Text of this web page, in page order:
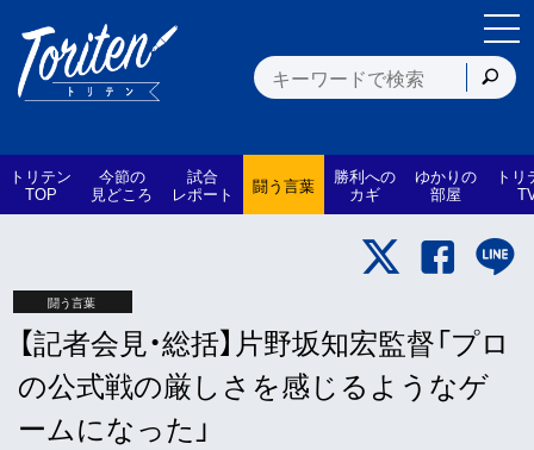
トリテン
TOP
今節の
見どころ
試合
レポート 闘う言葉 勝利への
カギ
ゆかりの
部屋
トリ
闘う言葉
【記者会見・総括】片野坂知宏監督「プロ
の公式戦の厳しさを感じるようなゲ
ームになった」